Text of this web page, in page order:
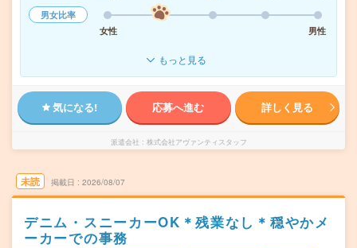
男女比率
女性
男性
もっと見る
気になる! 応募へ進む 詳しく見る
派遣会社 株式会社アヴァンティスタッフ
未読 掲載日 2026/08/07
デニム・スニーカーOK＊残業なし＊穏やかメ
ーカーでの事務